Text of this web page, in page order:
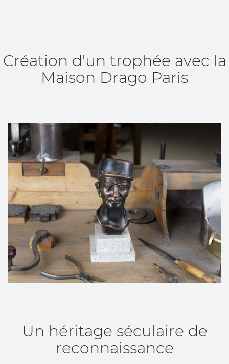
Création d'un trophée avec la
Maison Drago Paris
Un héritage séculaire de
reconnaissance